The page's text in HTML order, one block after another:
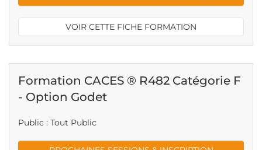
VOIR CETTE FICHE FORMATION
Formation CACES ® R482 Catégorie F
- Option Godet
Public : Tout Public